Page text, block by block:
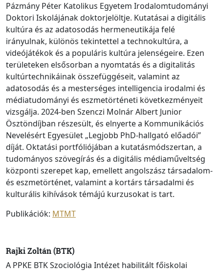
Pázmány Péter Katolikus Egyetem Irodalomtudományi
Doktori Iskolájának doktorjelöltje. Kutatásai a digitális
kultúra és az adatosodás hermeneutikája felé
irányulnak, különös tekintettel a technokultúra, a
videójátékok és a populáris kultúra jelenségeire. Ezen
területeken elsősorban a nyomtatás és a digitalitás
kultúrtechnikáinak összefüggéseit, valamint az
adatosodás és a mesterséges intelligencia irodalmi és
médiatudományi és eszmetörténeti következményeit
vizsgálja. 2024-ben Szenczi Molnár Albert Junior
Ösztöndíjban részesült, és elnyerte a Kommunikációs
Nevelésért Egyesület „Legjobb PhD-hallgató előadói”
díját. Oktatási portfóliójában a kutatásmódszertan, a
tudományos szövegírás és a digitális médiaműveltség
központi szerepet kap, emellett angolszász társadalom-
és eszmetörténet, valamint a kortárs társadalmi és
kulturális kihívások témájú kurzusokat is tart.
Publikációk: MTMT
Rajki Zoltán (BTK)
A PPKE BTK Szociológia Intézet habilitált főiskolai